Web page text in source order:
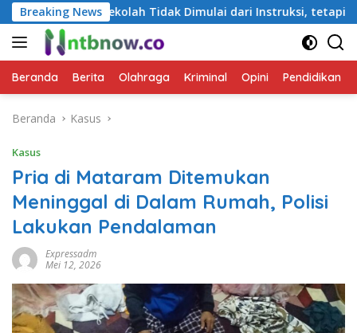
Langsung
ke
konten
Breaking News
Tidak Dimulai dari Instruksi, tetapi dari Cara Berbicara
Beranda Berita Olahraga Kriminal Opini Pendidikan
Beranda Kasus
Kasus
Pria di Mataram Ditemukan
Meninggal di Dalam Rumah, Polisi
Lakukan Pendalaman
Expressadm
Mei 12, 2026